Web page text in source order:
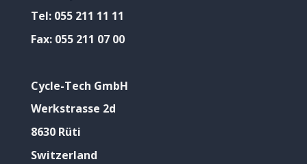
Tel: 055 211 11 11
Fax: 055 211 07 00
Cycle-Tech GmbH
Werkstrasse 2d
8630 Rüti
Switzerland